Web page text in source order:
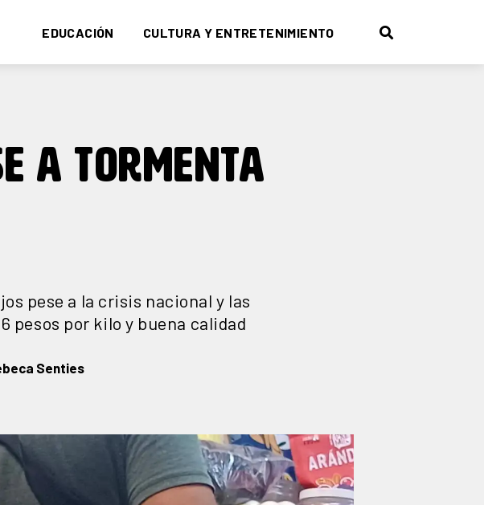
EDUCACIÓN CULTURA Y ENTRETENIMIENTO
A TORMENTA
pese a la crisis nacional y las
pesos por kilo y buena calidad
Senties